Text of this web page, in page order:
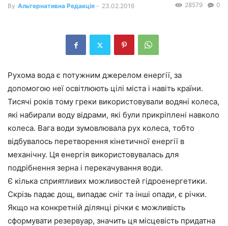
By Альтернативна Редакція - 23.02.2016 0
28579
Рухома вода є потужним джерелом енергії, за
допомогою неї освітлюють цілі міста і навіть країни.
Тисячі років тому греки використовували водяні колеса,
які набирали воду відрами, які були прикріплені навколо
колеса. Вага води зумовлювала рух колеса, тобто
відбувалось перетворення кінетичної енергії в
механічну. Ця енергія використовувалась для
подрібнення зерна і перекачування води.
Є кілька сприятливих можливостей гідроенергетики.
Скрізь падає дощ, випадає сніг та інші опади, є річки.
Якщо на конкретній ділянці річки є можливість
сформувати резервуар, значить ця місцевість придатна